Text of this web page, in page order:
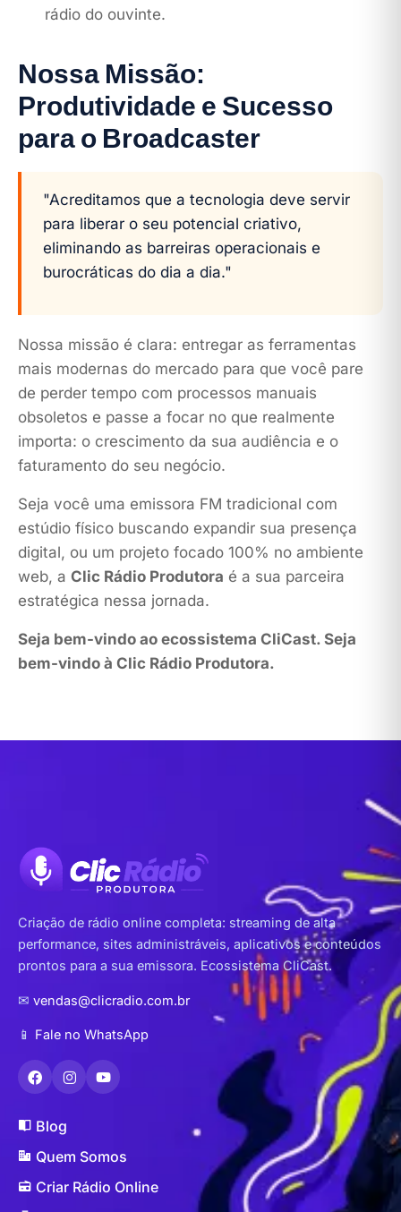
rádio do ouvinte.
Nossa Missão:
Produtividade e Sucesso
para o Broadcaster
"Acreditamos que a tecnologia deve servir
para liberar o seu potencial criativo,
eliminando as barreiras operacionais e
burocráticas do dia a dia."
Nossa missão é clara: entregar as ferramentas
mais modernas do mercado para que você pare
de perder tempo com processos manuais
obsoletos e passe a focar no que realmente
importa: o crescimento da sua audiência e o
faturamento do seu negócio.
Seja você uma emissora FM tradicional com
estúdio físico buscando expandir sua presença
digital, ou um projeto focado 100% no ambiente
web, a Clic Rádio Produtora é a sua parceira
estratégica nessa jornada.
Seja bem-vindo ao ecossistema CliCast. Seja
bem-vindo à Clic Rádio Produtora.
Criação de rádio online completa: streaming de alta
performance, sites administráveis, aplicativos e conteúdos
prontos para a sua emissora. Ecossistema CliCast.
✉ vendas@clicradio.com.br
📱 Fale no WhatsApp
Blog
Quem Somos
Criar Rádio Online